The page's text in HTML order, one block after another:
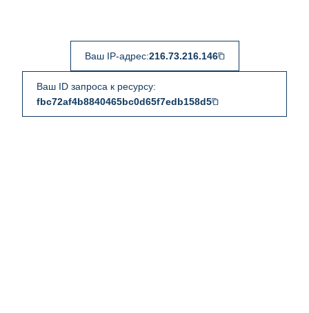
Ваш IP-адрес:216.73.216.146
Ваш ID запроса к ресурсу:
fbc72af4b8840465bc0d65f7edb158d5